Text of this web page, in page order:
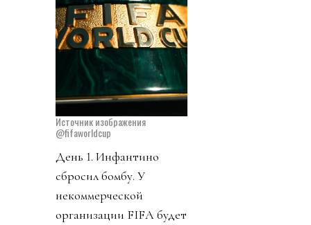
Источник изображения
@fifaworldcup
День 1. Инфантино
сбросил бомбу. У
некоммерческой
организации FIFA будет